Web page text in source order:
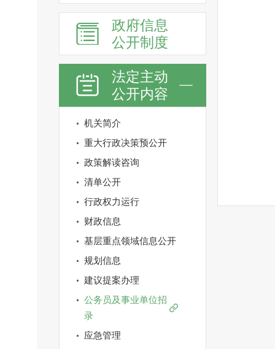
政府信息
公开制度
法定主动
公开内容
机关简介
重大行政决策预公开
政策解读咨询
清单公开
行政权力运行
财政信息
基层重点领域信息公开
规划信息
建议提案办理
公务员及事业单位招
录
应急管理